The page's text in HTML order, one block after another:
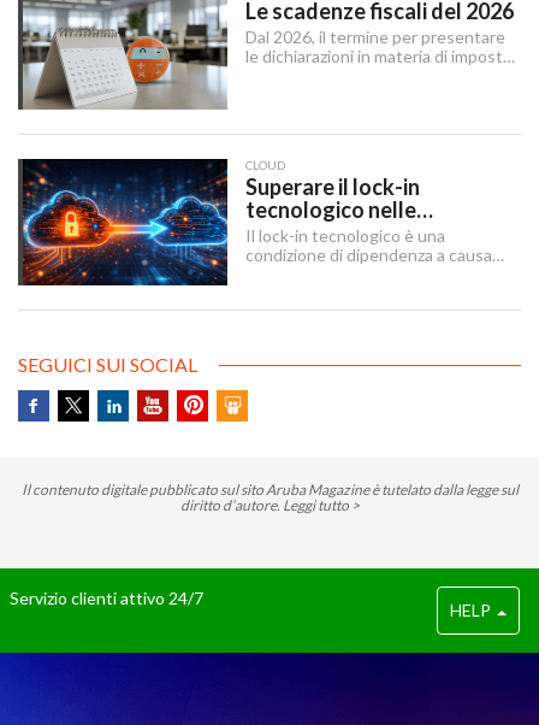
dell’IRAP.
Le scadenze fiscali del 2026
Dal 2026, il termine per presentare
le dichiarazioni in materia di imposte
le stesse si riferiscono.
CLOUD
Superare il lock-in
tecnologico nelle
architetture IT
Il lock-in tecnologico è una
condizione di dipendenza a causa
a un fornitore specifico, a causa di
necessario per attuare un cambio
tecnologico.
SEGUICI SUI SOCIAL
Il contenuto digitale pubblicato sul sito Aruba Magazine è tutelato dalla legge sul
diritto d’autore. Leggi tutto >
HELP
Servizio clienti attivo 24/7